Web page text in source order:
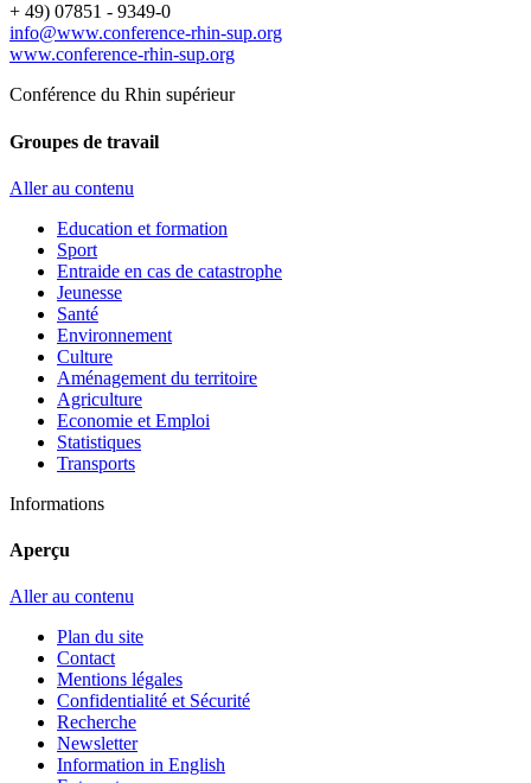
+ 49) 07851 - 9349-0
info@www.conference-rhin-sup.org
www.conference-rhin-sup.org
Conférence du Rhin supérieur
Groupes de travail
Aller au contenu
Education et formation
Sport
Entraide en cas de catastrophe
Jeunesse
Santé
Environnement
Culture
Aménagement du territoire
Agriculture
Economie et Emploi
Statistiques
Transports
Informations
Aperçu
Aller au contenu
Plan du site
Contact
Mentions légales
Confidentialité et Sécurité
Recherche
Newsletter
Information in English